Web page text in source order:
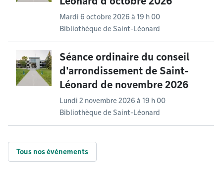
Mardi 6 octobre 2026 à 19 h 00
Bibliothèque de Saint-Léonard
Séance ordinaire du conseil
d'arrondissement de Saint-
Léonard de novembre 2026
Lundi 2 novembre 2026 à 19 h 00
Bibliothèque de Saint-Léonard
Tous nos événements